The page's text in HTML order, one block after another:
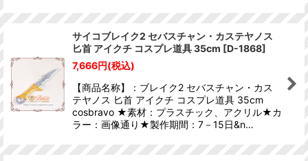
サイコブレイク2 セバスチャン・カステヤノス
匕首 アイクチ コスプレ道具 35cm [D-1868]
7,666円(税込)
【商品名称】：ブレイク2 セバスチャン・カス
テヤノス 匕首 アイクチ コスプレ道具 35cm
cosbravo ★素材：プラスチック、アクリル★カ
ラー：画像通り★製作期間：7－15日&n…